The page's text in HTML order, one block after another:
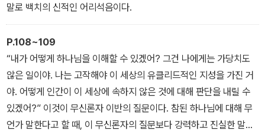
말로 백치의 신적인 어리석음이다.
P.108~109
“내가 어떻게 하나님을 이해할 수 있겠어? 그건 나에게는 가당치도
않은 일이야. 나는 고작해야 이 세상의 유클리드적인 지성을 가진 거
야. 어떻게 인간이 이 세상에 속하지 않은 것에 대해 판단을 내릴 수
있겠어?” 이것이 무신론자 이반의 질문이다. 참된 하나님에 대해 무
언가 말한다고 할 때, 이 무신론자의 질문보다 강력하고 진실한 말이